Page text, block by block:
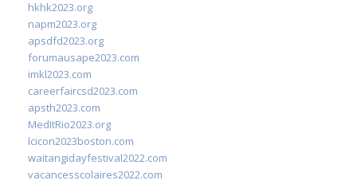
hkhk2023.org
napm2023.org
apsdfd2023.org
forumausape2023.com
imkl2023.com
careerfaircsd2023.com
apsth2023.com
MedItRio2023.org
lcicon2023boston.com
waitangidayfestival2022.com
vacancesscolaires2022.com